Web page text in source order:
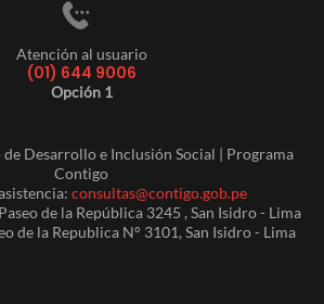
Atención al usuario
(01) 644 9006
Opción 1
Desarrollo e Inclusión Social | Programa
Contigo
consultas@contigo.gob.pe
de la República 3245 , San Isidro - Lima
de la Republica N° 3101, San Isidro - Lima